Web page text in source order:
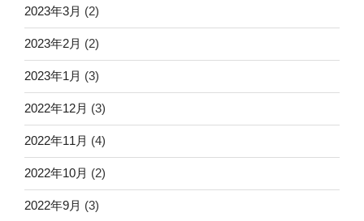
2023年3月 (2)
2023年2月 (2)
2023年1月 (3)
2022年12月 (3)
2022年11月 (4)
2022年10月 (2)
2022年9月 (3)